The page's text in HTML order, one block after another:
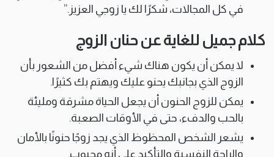
في كل المجالات، شكرًا لك يا زوجي العزيز.”
كلام جميل للغاية عن حنان الزوج
لا يمكن أن يكون هناك شيء أفضل من الشعور بأن
الزوج الذي بجانبك يحنو عليك ويهتم بك كثيرًا.
يمكن للزوج الحنون أن يجعل الحياة مشرقة ومليئة
بالحب والدفء، حتى في الأوقات الصعبة.
يشعر الشخص المحظوظ الذي يجد زوجًا حنونًا بالأمان
والراحة النفسية والتأكيد على أنه محبوب.